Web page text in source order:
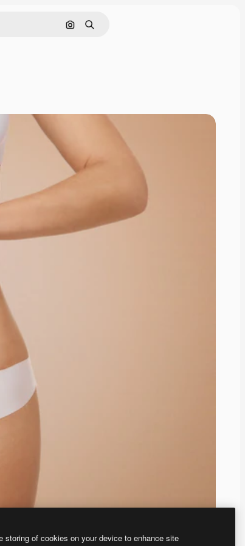
Поиск по изображению
Поиск
storing of cookies on your device to enhance site